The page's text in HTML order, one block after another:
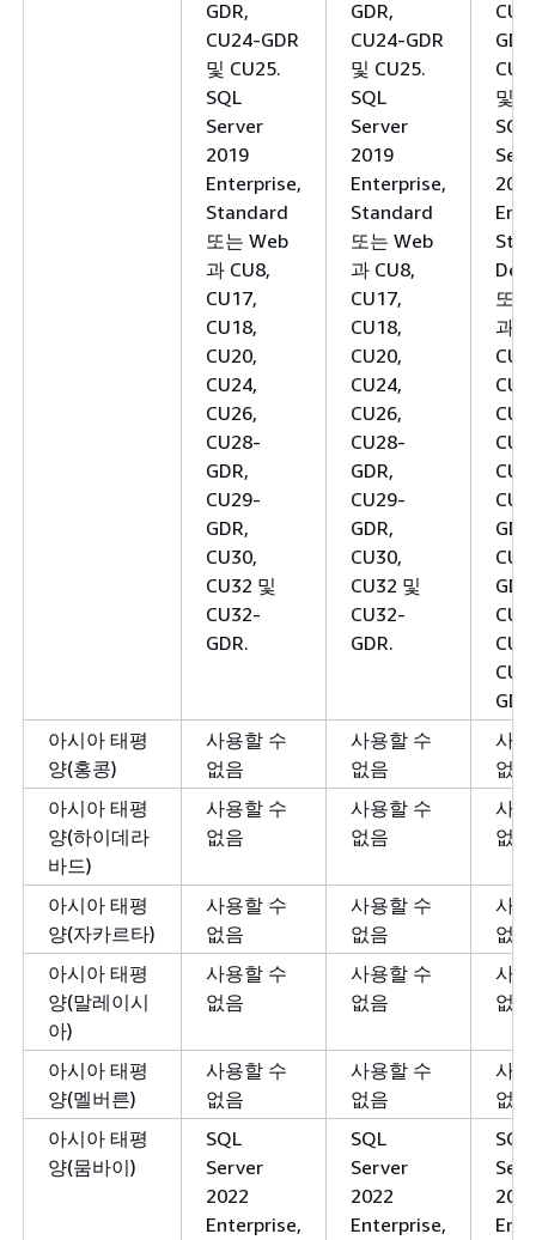
GDR,
CU24-GDR
및 CU25.
SQL
Server
2019
Enterprise,
Standard
또는 Web
과 CU8,
CU17,
CU18,
CU20,
CU24,
CU26,
CU28-
GDR,
CU29-
GDR,
CU30,
CU32 및
CU32-
GDR.
GDR,
CU24-GDR
및 CU25.
SQL
Server
2019
Enterprise,
Standard
또는 Web
과 CU8,
CU17,
CU18,
CU20,
CU24,
CU26,
CU28-
GDR,
CU29-
GDR,
CU30,
CU32 및
CU32-
GDR.
및
SQL
또
과
아시아 태평
양(홍콩)
사용할 수
없음
사용할 수
없음
사
없음
아시아 태평
양(하이데라
바드)
사용할 수
없음
사용할 수
없음
사
없음
아시아 태평
양(자카르타)
사용할 수
없음
사용할 수
없음
사
없음
아시아 태평
양(말레이시
아)
사용할 수
없음
사용할 수
없음
사
없음
아시아 태평
양(멜버른)
사용할 수
없음
사용할 수
없음
사
없음
아시아 태평
양(뭄바이)
SQL
Server
2022
Enterprise,
SQL
Server
2022
Enterprise,
SQL